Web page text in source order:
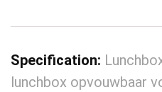
Specification:
lunchbox opvouwbaar